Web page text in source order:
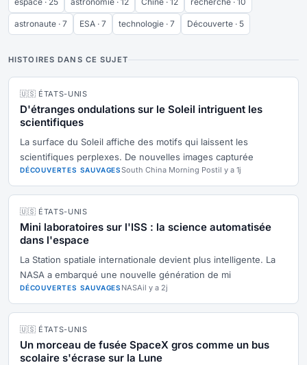
astronaute · 7 ESA · 7 technologie · 7 Découverte · 5
HISTOIRES DANS CE SUJET
🇺🇸 ÉTATS-UNIS
D'étranges ondulations sur le Soleil intriguent les
scientifiques
La surface du Soleil affiche des motifs qui laissent les
scientifiques perplexes. De nouvelles images capturée
DÉCOUVERTES SAUVAGESSouth China Morning Postil y a 1j
🇺🇸 ÉTATS-UNIS
Mini laboratoires sur l'ISS : la science automatisée
dans l'espace
La Station spatiale internationale devient plus intelligente. La
NASA a embarqué une nouvelle génération de mi
DÉCOUVERTES SAUVAGES NASAil y a 2j
🇺🇸 ÉTATS-UNIS
Un morceau de fusée SpaceX gros comme un bus
scolaire s'écrase sur la Lune